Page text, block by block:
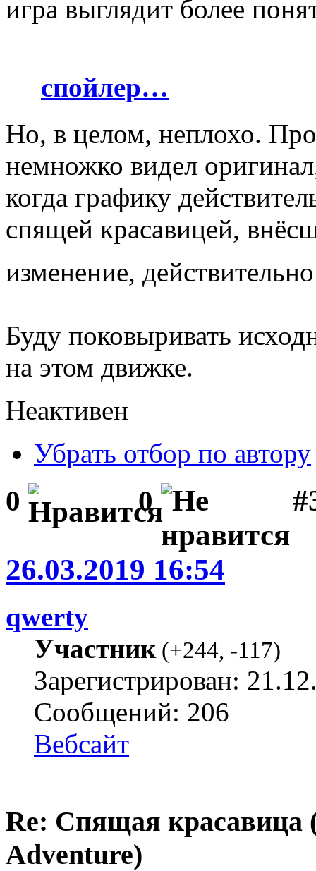
игра выглядит более
спойлер…
Но, в целом, неплохо.
немножко видел
когда графику
спящей красавицей,
изменение,
Буду поковыривать
на этом движке.
Неактивен
Убрать отбор по автору
0 0
26.03.2019 16:54
qwerty
Участник(+244, -117)
Зарегистрирован:
Сообщений: 206
Вебсайт
Re: Спящая красавица
Adventure)